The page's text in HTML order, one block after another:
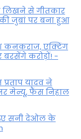
लिखने से गीतकार
जुबां पर बना हुआ
कनकराज, एक्टिंग
बरसेंगे करोड़ों! -
यादव ने
मेन्यू, फैंस न‍िहाल
सनी देओल के